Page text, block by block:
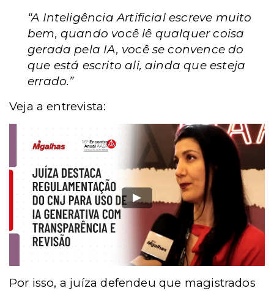
“A Inteligência Artificial escreve muito
bem, quando você lê qualquer coisa
gerada pela IA, você se convence do
que está escrito ali, ainda que esteja
errado.”
Veja a entrevista:
Por isso, a juíza defendeu que magistrados